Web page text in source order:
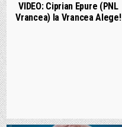
VIDEO: Ciprian Epure (PNL
Vrancea) la Vrancea Alege!